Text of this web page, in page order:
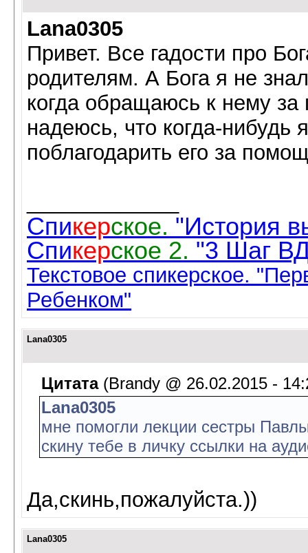
Lana0305
Привет. Все гадости про
родителям. А Бога я не
когда обращаюсь к нему
надеюсь, что когда-нибудь
поблагодарить его за
Спикерское. "История
Спикерское 2. "3 Шаг
Текстовое спикерское.
Ребенком"
Lana0305
Цитата(Brandy @ 26.02.2015 -
Lana0305
мне помогли лекции сестры
скину тебе в личку ссылки на
Да,скинь,пожалуйста.))
Lana0305